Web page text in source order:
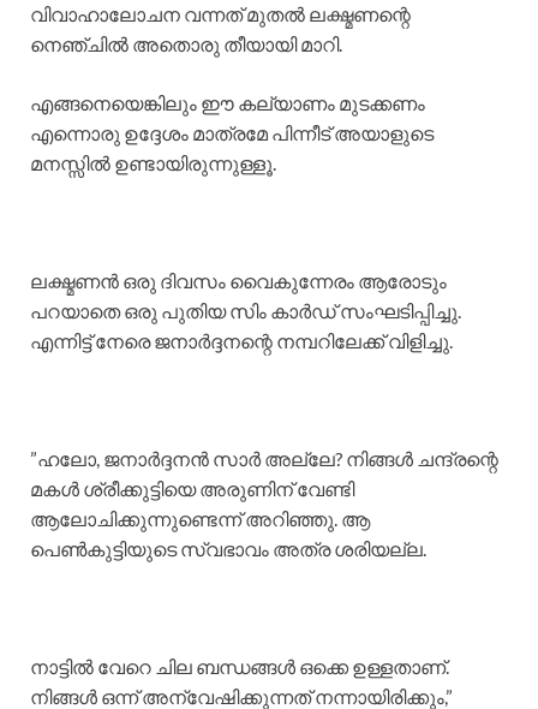
വിവാഹാലോചന വന്നത് മുതൽ ലക്ഷ്മണന്റെ
നെഞ്ചിൽ അതൊരു തീയായി മാറി.
എങ്ങനെയെങ്കിലും ഈ കല്യാണം മുടക്കണം
എന്നൊരു ഉദ്ദേശം മാത്രമേ പിന്നീട് അയാളുടെ
മനസ്സിൽ ഉണ്ടായിരുന്നുള്ളൂ.
​ലക്ഷ്മണൻ ഒരു ദിവസം വൈകുന്നേരം ആരോടും
പറയാതെ ഒരു പുതിയ സിം കാർഡ് സംഘടിപ്പിച്ചു.
എന്നിട്ട് നേരെ ജനാർദ്ദനന്റെ നമ്പറിലേക്ക് വിളിച്ചു.
​”ഹലോ, ജനാർദ്ദനൻ സാർ അല്ലേ? നിങ്ങൾ ചന്ദ്രന്റെ
മകൾ ശ്രീക്കുട്ടിയെ അരുണിന് വേണ്ടി
ആലോചിക്കുന്നുണ്ടെന്ന് അറിഞ്ഞു. ആ
പെൺകുട്ടിയുടെ സ്വഭാവം അത്ര ശരിയല്ല.
നാട്ടിൽ വേറെ ചില ബന്ധങ്ങൾ ഒക്കെ ഉള്ളതാണ്.
നിങ്ങൾ ഒന്ന് അന്വേഷിക്കുന്നത് നന്നായിരിക്കും,”